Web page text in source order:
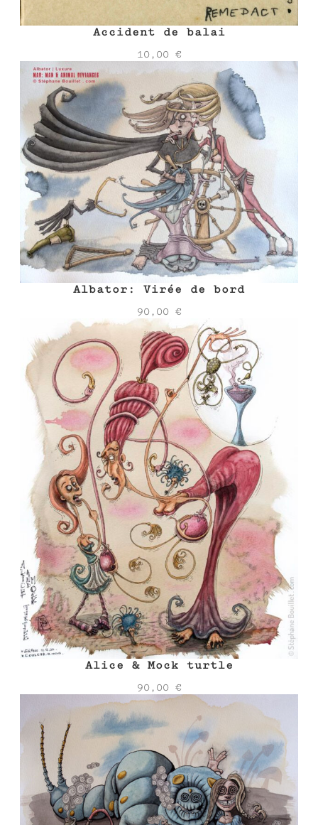
Accident de balai
10,00 €
Albator: Virée de bord
90,00 €
Alice & Mock turtle
90,00 €